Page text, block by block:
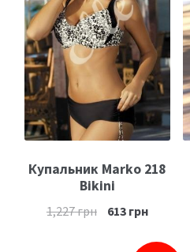
Купальник Marko 218
Bikini
1,227грн 613грн